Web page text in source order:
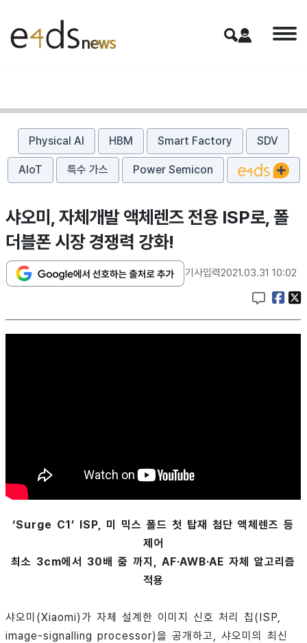
Physical AI HBM Smart Factory SDV
AIoT 특수 가스 Power Semicon
샤오미, 자체개발 액체렌즈 전용 ISP로, 폴
더블폰 시장 경쟁력 강화!
기사입력2021.03.31 10:02
‘Surge C1’ ISP, 미 믹스 폴드 첫 탑재 첨단 액체렌즈 등
제어
최소 3cm에서 30배 줌 까지, AF·AWB·AE 자체 알고리즘
적용
샤오미(Xiaomi)가 자체 설계한 이미지 신호 처리 칩(ISP,
image-signalling processor)을 공개하고, 샤오미의 최신